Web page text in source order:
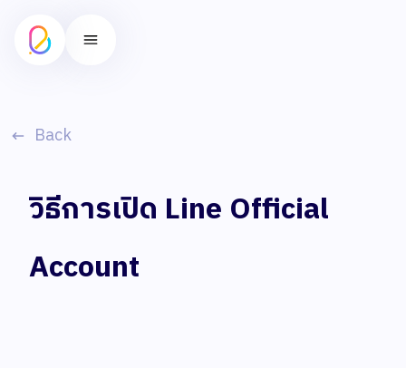
Back
วิธีการเปิด Line Official
Account